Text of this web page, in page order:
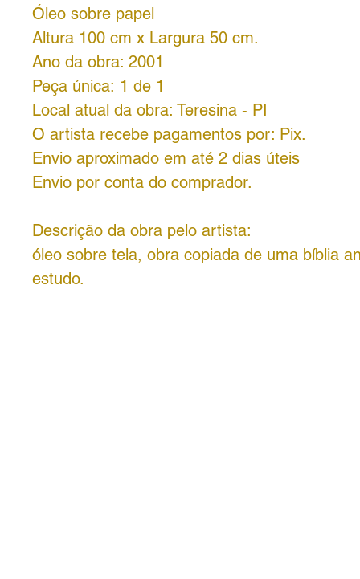
Óleo sobre papel
Altura 100 cm x Largura 50 cm.
Ano da obra: 2001
Peça única: 1 de 1
Local atual da obra: Teresina - PI
O artista recebe pagamentos por: Pix.
Envio aproximado em até 2 dias úteis
Envio por conta do comprador.
Descrição da obra pelo artista:
óleo sobre tela, obra copiada de uma bíblia
estudo.